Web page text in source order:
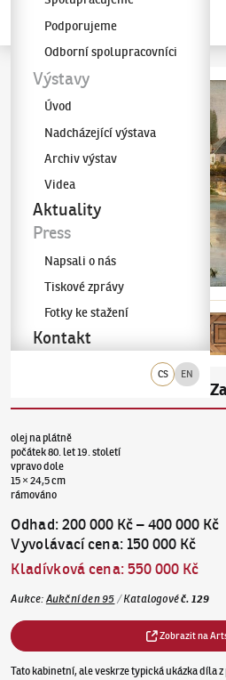
Galerie KODL
CS EN
Podporujeme
Odborní spolupracovníci
Výstavy
Úvod
Nadcházející výstava
Archiv výstav
Videa
Aktuality
Press
Napsali o nás
Tiskové zprávy
Fotky ke stažení
Kontakt
(1847–1891)
olej na plátně
počátek 80. let 19. století
vpravo dole
15 × 24,5 cm
rámováno
Odhad:200 000 Kč–400 000 Kč
Vyvolávací cena: 150 000 Kč
Kladívková cena:550 000 Kč
Aukce: Aukční den 95 /Katalogovéč.129
Zobrazit na
Tato kabinetní, ale veskrze typická ukázka díla